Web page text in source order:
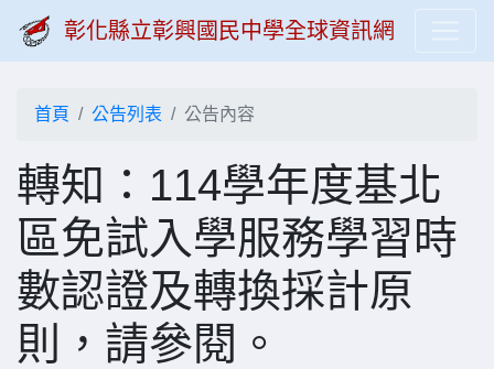
彰化縣立彰興國民中學全球資訊網
首頁 公告列表 公告內容
轉知：114學年度基北
區免試入學服務學習時
數認證及轉換採計原
則，請參閱。